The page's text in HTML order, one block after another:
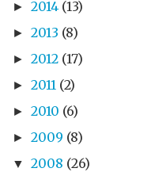
► 2014 (13)
► 2013 (8)
► 2012 (17)
► 2011 (2)
► 2010 (6)
► 2009 (8)
▼ 2008 (26)